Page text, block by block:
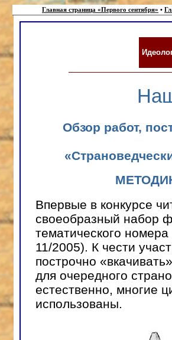
Главная страница «Первого сентября» •
Обзор работ,
Впервые в конкурсе
своеобразный набор
тематического
11/2005). К чести
построчно
для очередного
естественно, многие
использованы.